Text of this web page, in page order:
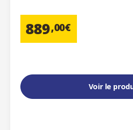
889,00€
Voir le